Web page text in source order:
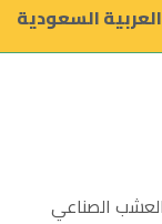
العربية السعودية